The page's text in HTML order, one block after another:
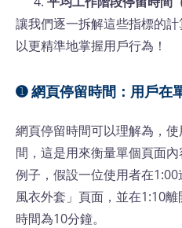
讓我們逐一拆解這些指標的
以更精準地掌握用戶行為！
➊ 網頁停留時間：用戶在
網頁停留時間可以理解為，
間，這是用來衡量單個頁面
例子，假設一位使用者在
風衣外套」頁面，並在1:10
時間為10分鐘。